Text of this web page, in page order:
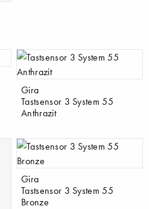
Gira
Tastsensor 3 System 55
Anthrazit
Gira
Tastsensor 3 System 55
Bronze